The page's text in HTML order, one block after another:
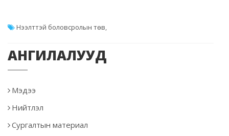
Нээлттэй боловсролын төв,
АНГИЛАЛУУД
Мэдээ
Нийтлэл
Сургалтын материал